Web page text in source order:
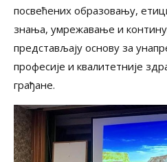
посвећених образовању,
знања, умрежавање и
представљају основу за
професије и квалитетније
грађане.